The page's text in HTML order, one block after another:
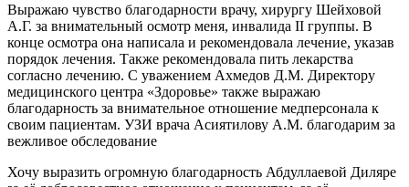
Выражаю чувство благодарности врачу, хирургу Шейховой
А.Г. за внимательный осмотр меня, инвалида II группы. В
конце осмотра она написала и рекомендовала лечение, указав
порядок лечения. Также рекомендовала пить лекарства
согласно лечению. С уважением Ахмедов Д.М. Директору
медицинского центра «Здоровье» также выражаю
благодарность за внимательное отношение медперсонала к
своим пациентам. УЗИ врача Асиятилову А.М. благодарим за
вежливое обследование
Хочу выразить огромную благодарность Абдуллаевой Диляре